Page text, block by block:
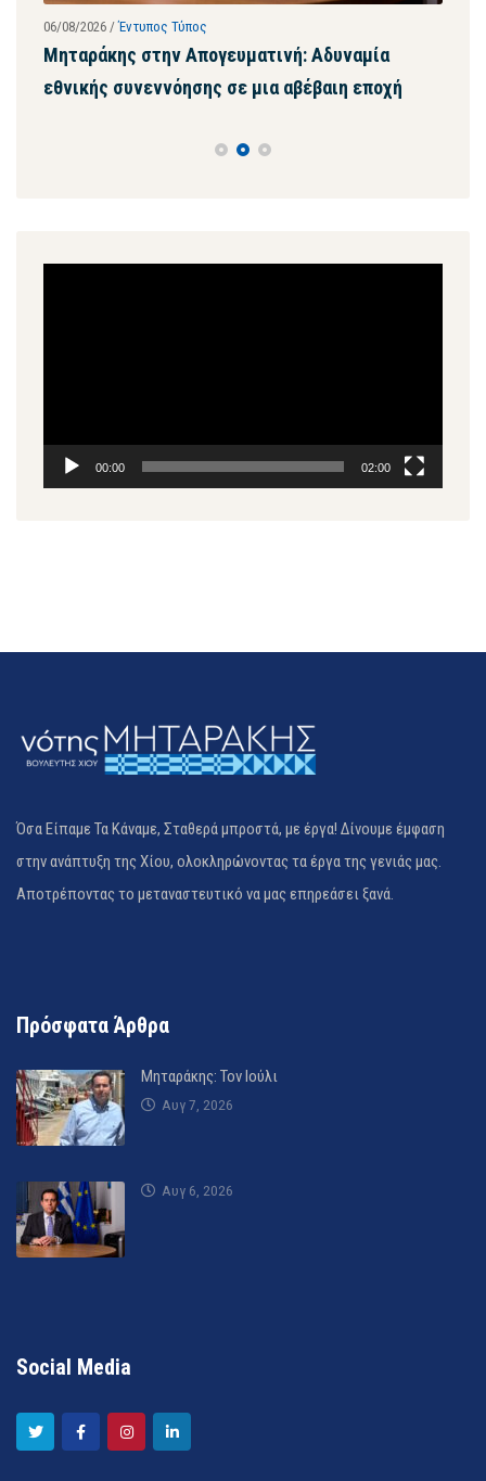
06/08/2026 /Έντυπος Τύπος
Μηταράκης στην Απογευματινή: Αδυναμία
εθνικής συνεννόησης σε μια αβέβαιη εποχή
00:00 02:00
Όσα Είπαμε Τα Κάναμε, Σταθερά μπροστά, με έργα! Δίνουμε έμφαση
στην ανάπτυξη της Χίου, ολοκληρώνοντας τα έργα της γενιάς μας.
Αποτρέποντας το μεταναστευτικό να μας επηρεάσει ξανά.
Πρόσφατα Άρθρα
Μηταράκης: Τον Ιούλι
Αυγ 7, 2026
Αυγ 6, 2026
Social Media